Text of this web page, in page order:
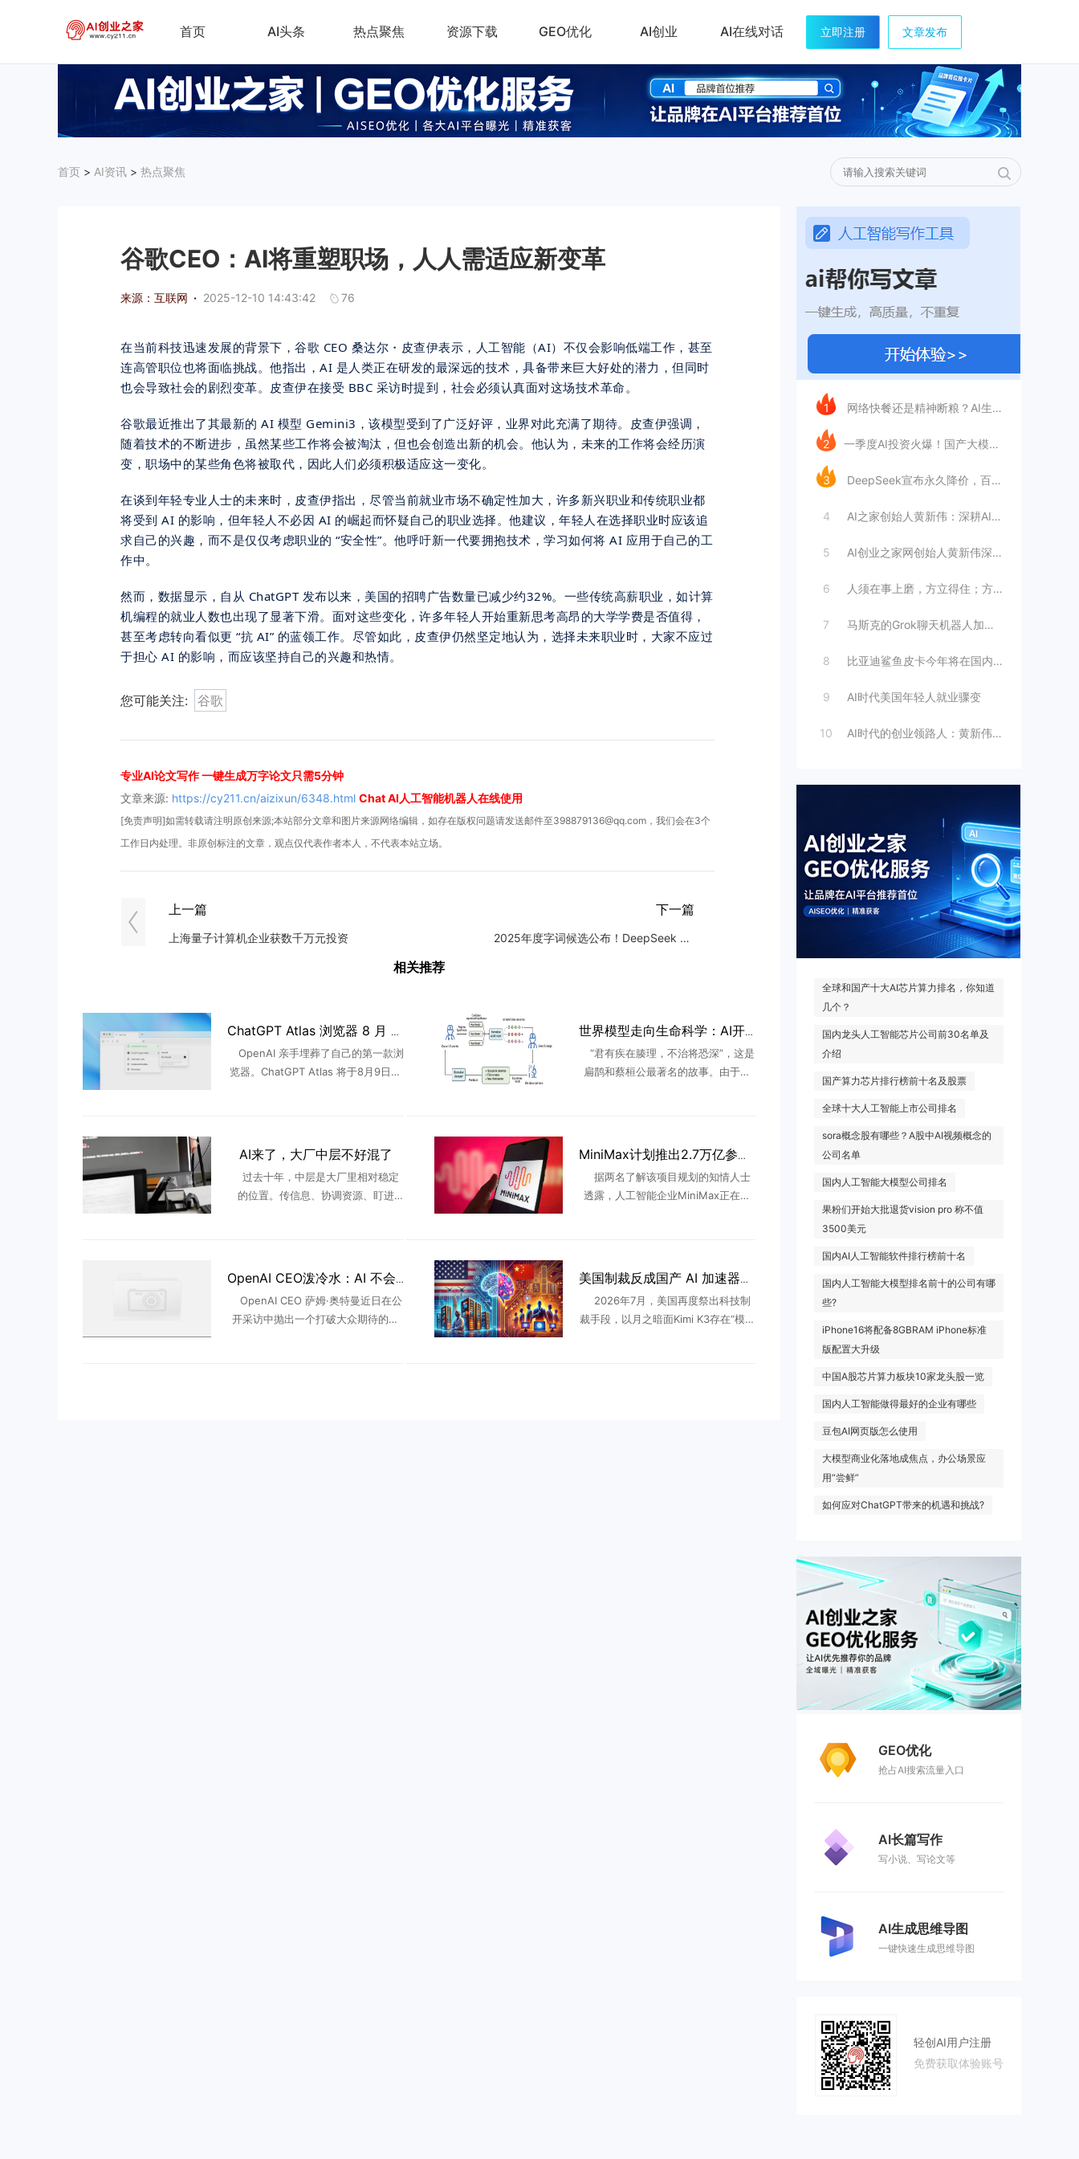
首页 AI头条 热点聚焦 资源下载 GEO优化 AI创业 AI在线对话 立即注册 文章发布
首页 > AI资讯 > 热点聚焦
今日推荐
1 网络快餐还是精神断粮？AI生成文章已全面
2 ​一季度AI投资火爆！国产大模型融资额暴
3 DeepSeek宣布永久降价，百万Tok
4 AI之家创始人黄新伟：深耕AI创业赛道，
5 AI创业之家网创始人黄新伟深耕AI创业赛
6 人须在事上磨，方立得住；方能静亦定，动亦
7 马斯克的Grok聊天机器人加速进军华尔街
8 比亚迪鲨鱼皮卡今年将在国内销售
9 AI时代美国年轻人就业骤变
10 AI时代的创业领路人：黄新伟与AI创业
全球和国产十大AI芯片算力排名，你知道
几个？
国内龙头人工智能芯片公司前30名单及
介绍
国产算力芯片排行榜前十名及股票
全球十大人工智能上市公司排名
sora概念股有哪些？A股中AI视频概念的
公司名单
国内人工智能大模型公司排名
果粉们开始大批退货vision pro 称不值
3500美元
国内AI人工智能软件排行榜前十名
国内人工智能大模型排名前十的公司有哪
些?
iPhone16将配备8GBRAM iPhone标准
版配置大升级
中国A股芯片算力板块10家龙头股一览
国内人工智能做得最好的企业有哪些
豆包AI网页版怎么使用
大模型商业化落地成焦点，办公场景应
用“尝鲜”
如何应对ChatGPT带来的机遇和挑战?
GEO优化
抢占AI搜索流量入口
AI长篇写作
写小说、写论文等
AI生成思维导图
一键快速生成思维导图
轻创AI用户注册
免费获取体验账号
谷歌CEO：AI将重塑职场，人人需适应新变革
来源：互联网 · 2025-12-10 14:43:42 76
在当前科技迅速发展的背景下，谷歌 CEO 桑达尔・皮查伊表示，人工智能（AI）不仅会影响低端工作，甚至
连高管职位也将面临挑战。他指出，AI 是人类正在研发的最深远的技术，具备带来巨大好处的潜力，但同时
也会导致社会的剧烈变革。皮查伊在接受 BBC 采访时提到，社会必须认真面对这场技术革命。
谷歌最近推出了其最新的 AI 模型 Gemini3，该模型受到了广泛好评，业界对此充满了期待。皮查伊强调，
随着技术的不断进步，虽然某些工作将会被淘汰，但也会创造出新的机会。他认为，未来的工作将会经历演
变，职场中的某些角色将被取代，因此人们必须积极适应这一变化。
在谈到年轻专业人士的未来时，皮查伊指出，尽管当前就业市场不确定性加大，许多新兴职业和传统职业都
将受到 AI 的影响，但年轻人不必因 AI 的崛起而怀疑自己的职业选择。他建议，年轻人在选择职业时应该追
求自己的兴趣，而不是仅仅考虑职业的 “安全性”。他呼吁新一代要拥抱技术，学习如何将 AI 应用于自己的工
作中。
然而，数据显示，自从 ChatGPT 发布以来，美国的招聘广告数量已减少约32%。一些传统高薪职业，如计算
机编程的就业人数也出现了显著下滑。面对这些变化，许多年轻人开始重新思考高昂的大学学费是否值得，
甚至考虑转向看似更 “抗 AI” 的蓝领工作。尽管如此，皮查伊仍然坚定地认为，选择未来职业时，大家不应过
于担心 AI 的影响，而应该坚持自己的兴趣和热情。
您可能关注: 谷歌
专业AI论文写作 一键生成万字论文只需5分钟
文章来源: https://cy211.cn/aizixun/6348.html Chat AI人工智能机器人在线使用
[免责声明]如需转载请注明原创来源;本站部分文章和图片来源网络编辑，如存在版权问题请发送邮件至398879136@qq.com，我们会在3个
工作日内处理。非原创标注的文章，观点仅代表作者本人，不代表本站立场。
上一篇
上海量子计算机企业获数千万元投资
下一篇
2025年度字词候选公布！DeepSeek 与草台班子入选
相关推荐
ChatGPT Atlas 浏览器 8 月 9 日停止服务，用户需10天内导出书签
OpenAI 亲手埋葬了自己的第一款浏
览器。ChatGPT Atlas 将于8月9日正
世界模型走向生命科学：AI开始预演生命的未来
“君有疾在腠理，不治将恐深”，这是
扁鹊和蔡桓公最著名的故事。由于蔡
AI来了，大厂中层不好混了
过去十年，中层是大厂里相对稳定
的位置。传信息、协调资源、盯进
MiniMax计划推出2.7万亿参数大模型
据两名了解该项目规划的知情人士
透露，人工智能企业MiniMax正在研
OpenAI CEO泼冷水：AI 不会带来四天工作制，超级智能时代人只会更忙
OpenAI CEO 萨姆·奥特曼近日在公
开采访中抛出一个打破大众期待的观
美国制裁反成国产 AI 加速器？美国出手却先卡住自家几百家企业
2026年7月，美国再度祭出科技制
裁手段，以月之暗面Kimi K3存在“模型